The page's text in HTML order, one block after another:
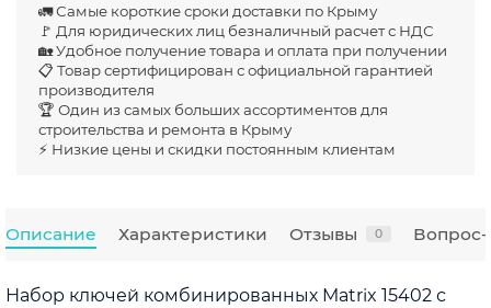
🚛 Самые короткие сроки доставки по Крыму
🚩 Для юридических лиц безналичный расчет с НДС
🏡 Удобное получение товара и оплата при получении
📋 Товар сертифицирован с официальной гарантией
производителя
🏆 Один из самых больших ассортиментов для
строительства и ремонта в Крыму
⚡ Низкие цены и скидки постоянным клиентам
Описание Характеристики Отзывы 0 Вопрос-
Набор ключей комбинированных Matrix 15402 с